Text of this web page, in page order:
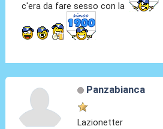
c'era da fare sesso con la
Panzabianca
Lazionetter